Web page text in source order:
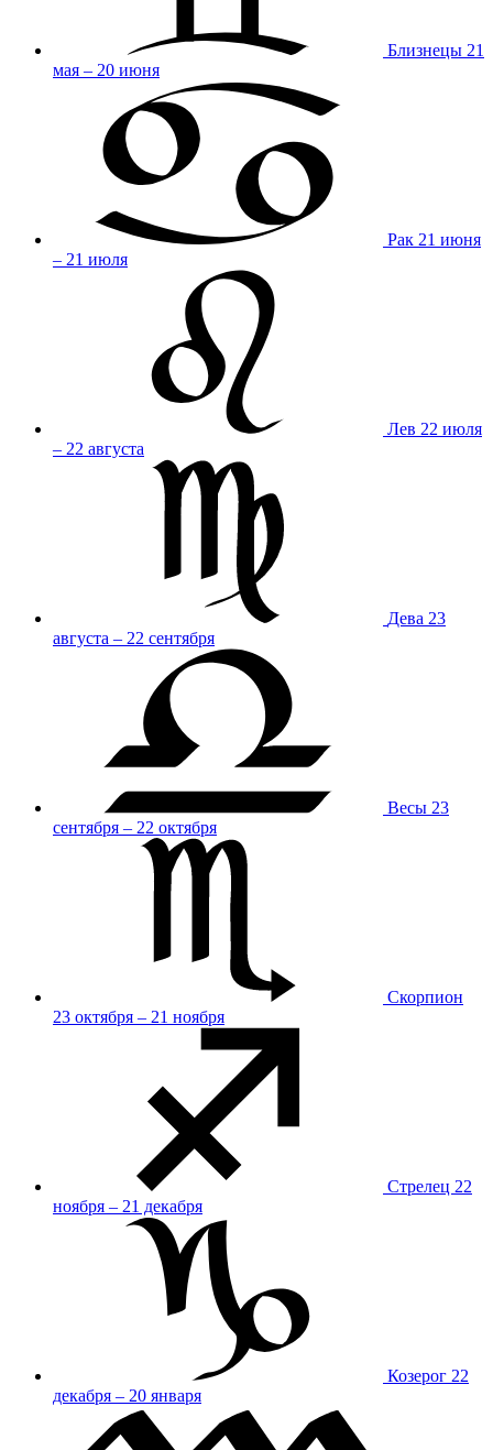
Близнецы 21
мая – 20 июня
Рак 21 июня
– 21 июля
Лев 22 июля
– 22 августа
Дева 23
августа – 22 сентября
Весы 23
сентября – 22 октября
Скорпион
23 октября – 21 ноября
Стрелец 22
ноября – 21 декабря
Козерог 22
декабря – 20 января